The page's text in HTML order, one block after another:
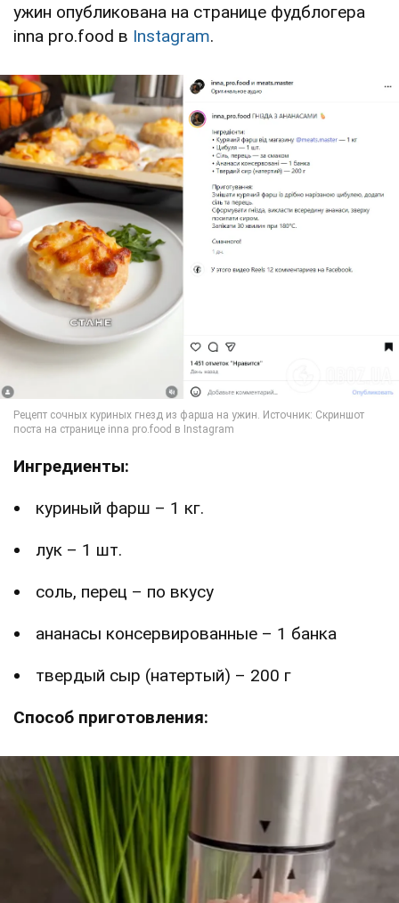
ужин опубликована на странице фудблогера
inna pro.food в Instagram.
Ингредиенты:
куриный фарш – 1 кг.
лук – 1 шт.
соль, перец – по вкусу
ананасы консервированные – 1 банка
твердый сыр (натертый) – 200 г
Способ приготовления: